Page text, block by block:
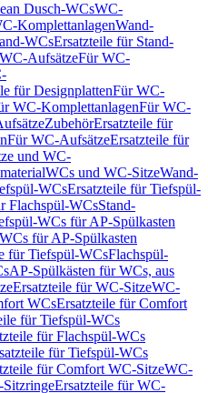
Dusch-WCsWC-
KomplettanlagenWand-
WCsErsatzteile für Stand-
AufsätzeFür WC-
für DesignplattenFür WC-
WC-KomplettanlagenFür WC-
ZubehörErsatzteile für
Für WC-AufsätzeErsatzteile für
und WC-
WCs und WC-SitzeWand-
WCsErsatzteile für Tiefspül-
Flachspül-WCsStand-
WCs für AP-Spülkasten
für AP-Spülkasten
für Tiefspül-WCsFlachspül-
AP-Spülkästen für WCs, aus
Ersatzteile für WC-SitzeWC-
WCsErsatzteile für Comfort
für Tiefspül-WCs
für Flachspül-WCs
für Tiefspül-WCs
für Comfort WC-SitzeWC-
Ersatzteile für WC-